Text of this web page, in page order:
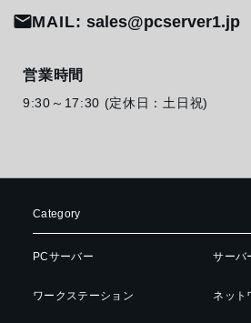
MAIL:sales@pcserver1.jp
営業時間
9:30～17:30 (定休日：土日祝)
Category
PCサーバー
ワークステーション
サーバ
ネット